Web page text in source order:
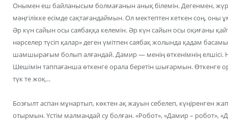
Онымен еш байланысым болмағанын анық білемін. Дегенмен,
мәңгілікке есімде сақтағандаймын. Ол мектептен кеткен соң, оны
Әр күн сайын осы саябаққа келемін. Әр күн сайын осы оқиғаны
нәрселер түсіп қалар» деген үмітпен саябақ жолында қадам
шамшырағым болып алғандай. Дамир — менің өткенімнің елшісі.
Шешімін таппағанша өткенге орала беретін шығармын. Өткенге
түк те жоқ…
Бозғылт аспан мұнартып, көктен ақ жауын себелеп, күңіренген
отырмын. Үстім малмандай су болған. «Робот», «Дамир – робот»,